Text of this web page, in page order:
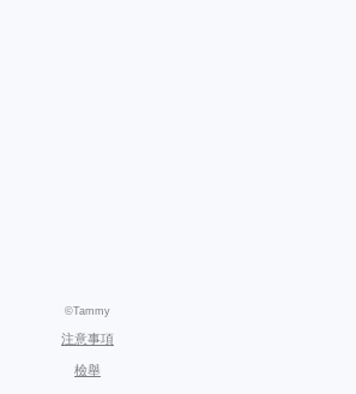
©Tammy
注意事項
檢舉